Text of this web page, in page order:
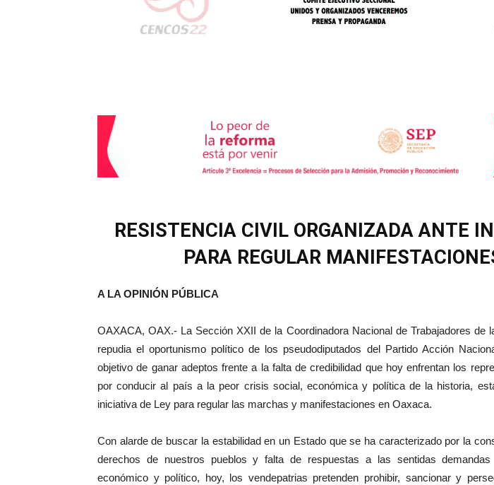
RESISTENCIA CIVIL ORGANIZADA ANTE
PARA REGULAR
A LA OPINIÓN PÚBLICA
OAXACA, OAX.- La Sección XXII de la Coordinadora Nacional de Trabajadores de
repudia el oportunismo político de los pseudodiputados del Partido Acción
objetivo de ganar adeptos frente a la falta de credibilidad que hoy enfrentan los
por conducir al país a la peor crisis social, económica y política de la historia,
iniciativa de Ley para regular las marchas y manifestaciones en Oaxaca.
Con alarde de buscar la estabilidad en un Estado que se ha caracterizado por la
derechos de nuestros pueblos y falta de respuestas a las sentidas
económico y político, hoy, los vendepatrias pretenden prohibir, sancionar y